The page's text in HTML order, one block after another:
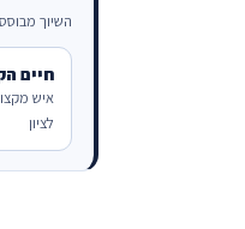
השיוך
חיים
איש
לציון